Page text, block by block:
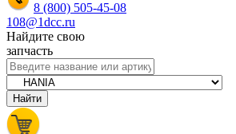
8 (800) 505-45-08
108@1dcc.ru
Найдите свою
запчасть